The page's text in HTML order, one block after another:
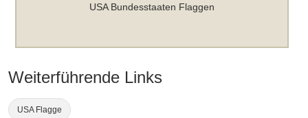
USA Bundesstaaten Flaggen
Weiterführende Links
USA Flagge